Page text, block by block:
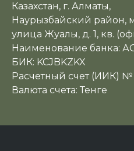
Казахстан, г. Алматы,
Наурызбайский район,
улица Жуалы, д. 1, кв.
Наименование банка:
БИК: KCJBKZKX
Расчетный счет (ИИК) №
Валюта счета: Тенге